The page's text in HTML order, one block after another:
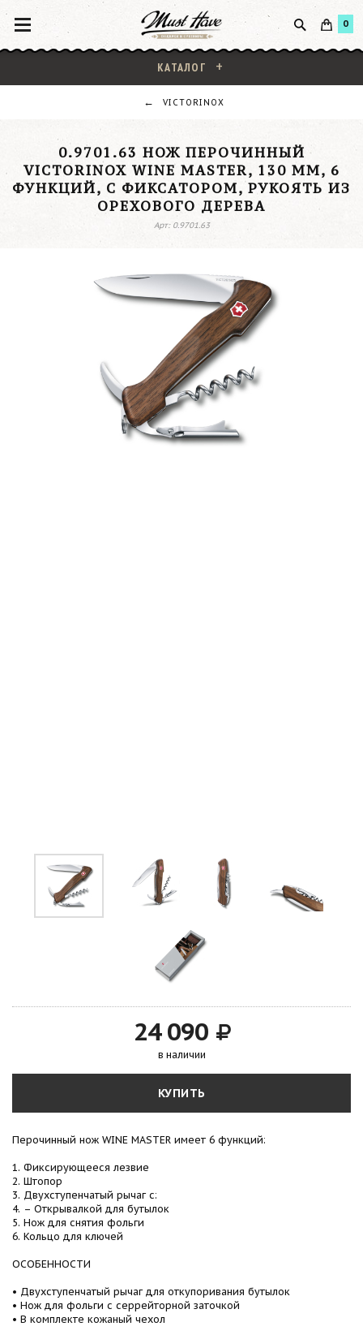
0
КАТАЛОГ
VICTORINOX
0.9701.63 НОЖ ПЕРОЧИННЫЙ
VICTORINOX WINE MASTER, 130 ММ, 6
ФУНКЦИЙ, С ФИКСАТОРОМ, РУКОЯТЬ ИЗ
ОРЕХОВОГО ДЕРЕВА
Арт: 0.9701.63
24 090
в наличии
КУПИТЬ
Перочинный нож WINE MASTER имеет 6 функций:
1. Фиксирующееся лезвие
2. Штопор
3. Двухступенчатый рычаг с:
4. – Открывалкой для бутылок
5. Нож для снятия фольги
6. Кольцо для ключей
ОСОБЕННОСТИ
• Двухступенчатый рычаг для откупоривания бутылок
• Нож для фольги с серрейторной заточкой
• В комплекте кожаный чехол